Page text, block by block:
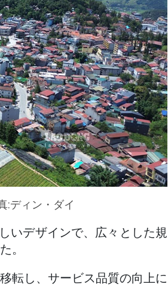
:ディン・ダイ
いデザインで、広々とした規
。
転し、サービス品質の向上に